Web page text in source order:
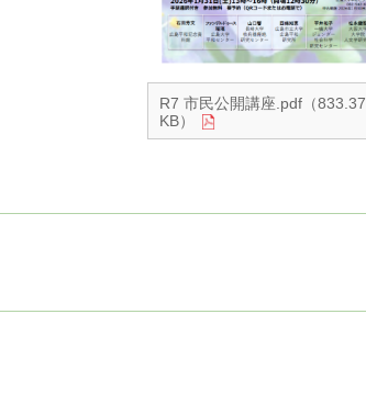
R7 市民公開講座.pdf（833.37
KB）